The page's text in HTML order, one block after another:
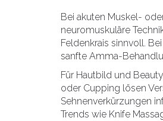
Bei akuten Muskel-
neuromuskuläre
Feldenkrais sinnvoll.
sanfte Amma-
Für Hautbild und
oder Cupping lösen
Sehnenverkürzungen
Trends wie Knife